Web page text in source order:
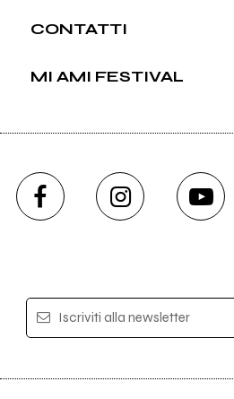
CONTATTI
MI AMI FESTIVAL
Iscriviti alla newsletter